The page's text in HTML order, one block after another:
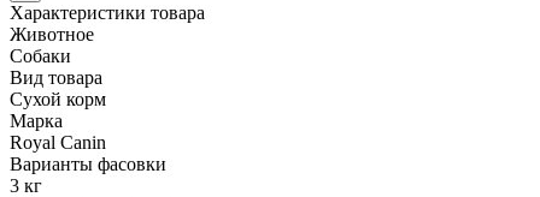
Характеристики товара
Животное
Собаки
Вид товара
Сухой корм
Марка
Royal Canin
Варианты фасовки
3 кг